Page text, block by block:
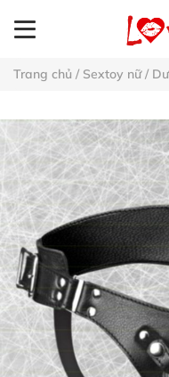
Trang chủ / Sextoy nữ/